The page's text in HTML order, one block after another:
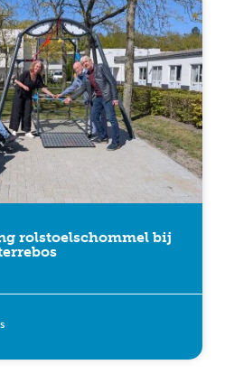
rolstoelschommel bij